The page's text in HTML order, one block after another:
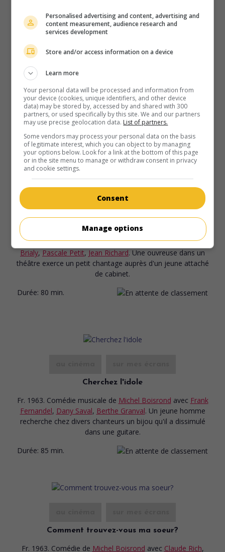
Atout coeur à Tokyo pour OSS 117
Fr. 1966. Drame d'espionnagede Michel Boisrond avec
Frederick Stafford,Marina Vlady,Henri Serre. Un agent
américain reçoit la mission de neutraliser une organisation
criminelle.
Durée: 102 min.
Comment épouser un premier ministre...
Fr. 1964. Comédiede Michel Boisrond avec Jean-Claude
Brialy, Pascale Petit, Jean Richard. Une ouvreuse dans un
théâtre exerce un petit chantage auprès d'un jeune attaché
de cabinet.
Durée: 80 min.
Cherchez l'idole
Fr. 1963. Comédie musicale de Michel Boisrond avec Frank
Fernandel, Dany Saval, Berthe Granval. Un jeune homme
recherche chez divers chanteurs un bijou qu'il a dissimulé
dans une guitare.
Durée: 85 min.
Comment trouvez-vous ma soeur?
Fr. 1963. Comédie de Michel Boisrond avec Claude Rich,
Personalised advertising and content, advertising and
content measurement, audience research and
services development
Store and/or access information on a device
Learn more
Your personal data will be processed and information from
your device (cookies, unique identifiers, and other device
data) may be stored by, accessed by and shared with 300
partners, or used specifically by this site. We and our partners
may use precise geolocation data. List of partners.
Some vendors may process your personal data on the basis
of legitimate interest, which you can object to by managing
your options below. Look for a link at the bottom of this page
or in the site menu to manage or withdraw consent in privacy
and cookie settings.
Consent
Manage options